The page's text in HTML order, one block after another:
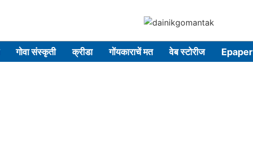
गोवा संस्कृती क्रीडा गोंयकाराचें मत वेब स्टोरीज Epaper